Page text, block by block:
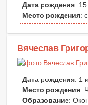
Дата рождения: 15
Место рождения:
Вячеслав
Дата рождения: 1
Место рождения:
Образование: